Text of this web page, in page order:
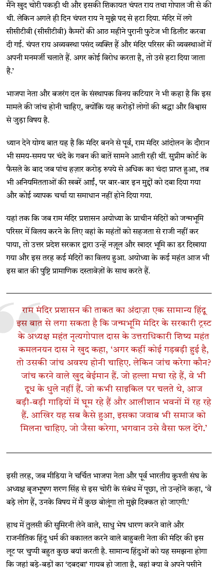
मैंने खुद चोरी पकड़ी थी और इसकी शिकायत चंपत राय तथा गोपाल जी से की
थी. लेकिन अगले ही दिन चंपत राय ने मुझे पद से हटा दिया. मंदिर में लगे
सीसीटीवी (सीसीटीवी) कैमरों की आठ महीने पुरानी फुटेज भी डिलीट करवा
दी गई. चंपत राय अव्यवस्था पसंद व्यक्ति हैं और मंदिर परिसर की व्यवस्थाओं में
अपनी मनमर्जी चलाते हैं. अगर कोई विरोध करता है, तो उसे हटा दिया जाता
है.’
भाजपा नेता और बजरंग दल के संस्थापक विनय कटियार ने भी कहा है कि इस
मामले की जांच होनी चाहिए, क्योंकि यह करोड़ों लोगों की श्रद्धा और विश्वास
से जुड़ा विषय है.
ध्यान देने योग्य बात यह है कि मंदिर बनने से पूर्व, राम मंदिर आंदोलन के दौरान
भी समय-समय पर चंदे के गबन की बातें सामने आती रही थीं. सुप्रीम कोर्ट के
फैसले के बाद जब पांच हज़ार करोड़ रुपये से अधिक का चंदा प्राप्त हुआ, तब
भी अनियमितताओं की खबरें आईं, पर बार-बार इन मुद्दों को दबा दिया गया
और कोई व्यापक चर्चा या समाधान नहीं होने दिया गया.
यहां तक कि जब राम मंदिर प्रशासन अयोध्या के प्राचीन मंदिरों को जन्मभूमि
परिसर में विलय करने के लिए वहां के महंतों को सहजता से राजी नहीं कर
पाया, तो उत्तर प्रदेश सरकार द्वारा उन्हें नज़ूल और खादर भूमि का डर दिखाया
गया और इस तरह कई मंदिरों का विलय हुआ. अयोध्या के कई महंत आज भी
इस बात की पुष्टि प्रामाणिक दस्तावेज़ों के साथ करते हैं.
राम मंदिर प्रशासन की ताकत का अंदाज़ा एक सामान्य हिंदू
इस बात से लगा सकता है कि जन्मभूमि मंदिर के सरकारी ट्रस्ट
के अध्यक्ष महंत नृत्यगोपाल दास के उत्तराधिकारी शिष्य महंत
कमलनयन दास ने खुद कहा, ‘अगर कहीं कोई गड़बड़ी हुई है,
तो उसकी जांच अवश्य होनी चाहिए. लेकिन जांच करेगा कौन?
जांच करने वाले खुद बेईमान हैं. जो हल्ला मचा रहे हैं, वे भी
दूध के धुले नहीं हैं. जो कभी साइकिल पर चलते थे, आज
बड़ी-बड़ी गाड़ियों में घूम रहे हैं और आलीशान भवनों में रह रहे
हैं. आखिर यह सब कैसे हुआ, इसका जवाब भी समाज को
मिलना चाहिए. जो जैसा करेगा, भगवान उसे वैसा फल देंगे.’
इसी तरह, जब मीडिया ने चर्चित भाजपा नेता और पूर्व भारतीय कुश्ती संघ के
अध्यक्ष बृजभूषण शरण सिंह से इस चोरी के संबंध में पूछा, तो उन्होंने कहा, ‘वे
बड़े लोग हैं, उनके विषय में मैं कुछ बोलूंगा तो मुझे दिक्कत हो जाएगी.’
हाथ में तुलसी की सुमिरनी लेने वाले, साधु भेष धारण करने वाले और
राजनीतिक हिंदू धर्म की वकालत करने वाले बाहुबली नेता की मंदिर की इस
लूट पर चुप्पी बहुत कुछ बयां करती है. सामान्य हिंदुओं को यह समझना होगा
कि जहां बड़े-बड़ों का ‘दबदबा’ गायब हो जाता है, वहां क्या वे अपने पसीने